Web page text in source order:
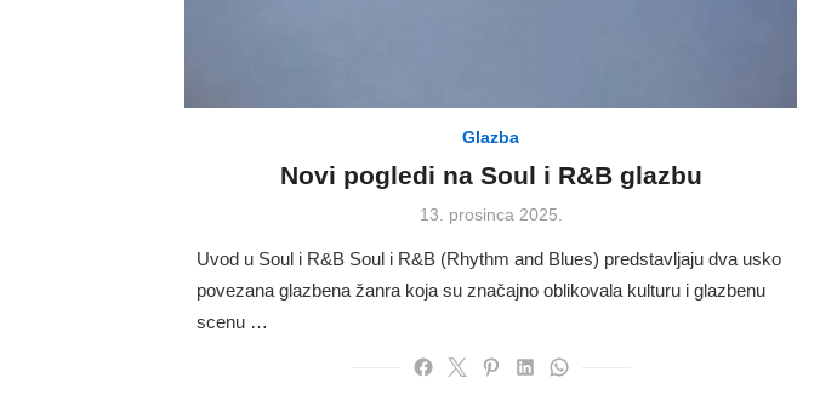
Glazba
Novi pogledi na Soul i R&B glazbu
Posted
13. prosinca 2025.
Uvod u Soul i R&B Soul i R&B (Rhythm and Blues) predstavljaju dva usko
povezana glazbena žanra koja su značajno oblikovala kulturu i glazbenu
scenu …